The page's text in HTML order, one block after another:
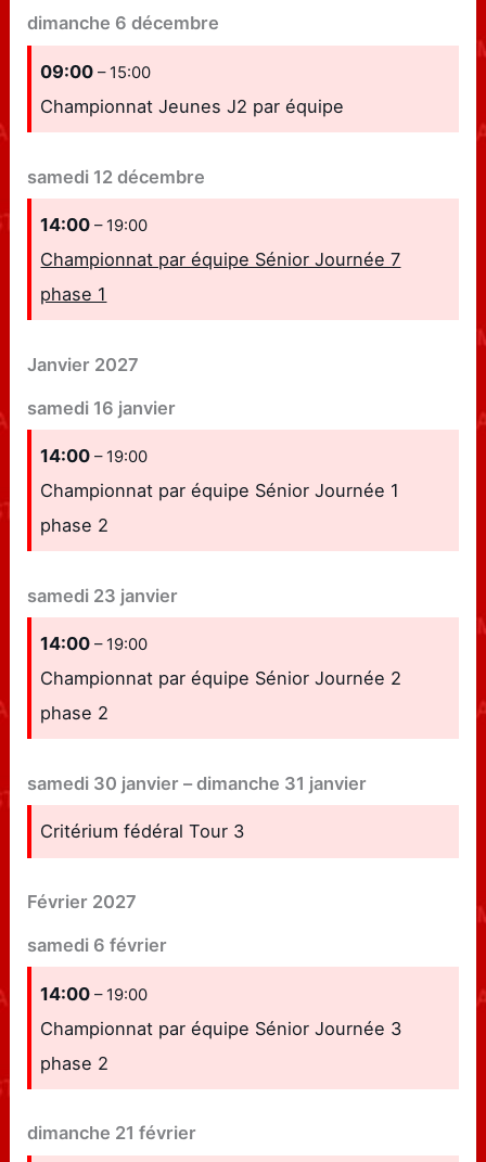
dimanche 6 décembre
09:00– 15:00
Championnat Jeunes J2 par équipe
samedi 12 décembre
14:00– 19:00
Championnat par équipe Sénior Journée 7
phase 1
Janvier 2027
samedi 16 janvier
14:00– 19:00
Championnat par équipe Sénior Journée 1
phase 2
samedi 23 janvier
14:00– 19:00
Championnat par équipe Sénior Journée 2
phase 2
samedi 30 janvier –dimanche 31 janvier
Critérium fédéral Tour 3
Février 2027
samedi 6 février
14:00– 19:00
Championnat par équipe Sénior Journée 3
phase 2
dimanche 21 février